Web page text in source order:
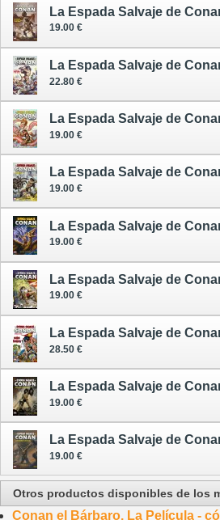
19.00 €
22.80 €
19.00 €
19.00 €
19.00 €
19.00 €
28.50 €
19.00 €
19.00 €
Otros productos disponibles de los
Conan el Bárbaro. La Película -